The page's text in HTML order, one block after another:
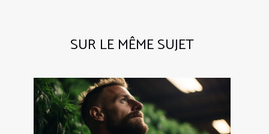
SUR LE MÊME SUJET